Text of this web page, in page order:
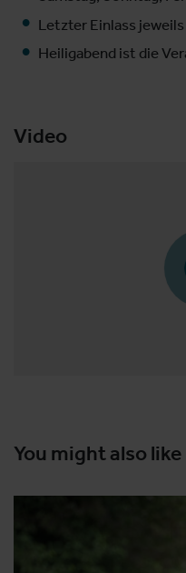
Letzter Einlass
Heiligabend ist die
Video
You might also like